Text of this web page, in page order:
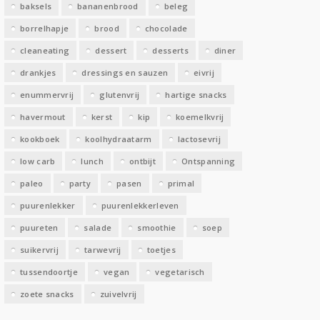
baksels bananenbrood beleg
borrelhapje brood chocolade
cleaneating dessert desserts diner
drankjes dressings en sauzen eivrij
enummervrij glutenvrij hartige snacks
havermout kerst kip koemelkvrij
kookboek koolhydraatarm lactosevrij
low carb lunch ontbijt Ontspanning
paleo party pasen primal
puurenlekker puurenlekkerleven
puureten salade smoothie soep
suikervrij tarwevrij toetjes
tussendoortje vegan vegetarisch
zoete snacks zuivelvrij